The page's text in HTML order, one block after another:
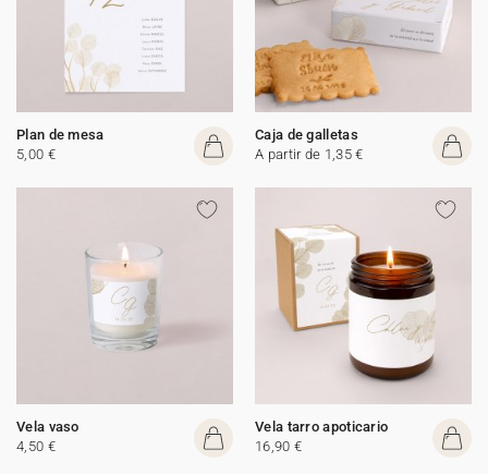
Plan de mesa
5,00 €
Caja de galletas
A partir de 1,35 €
Vela vaso
4,50 €
Vela tarro apoticario
16,90 €